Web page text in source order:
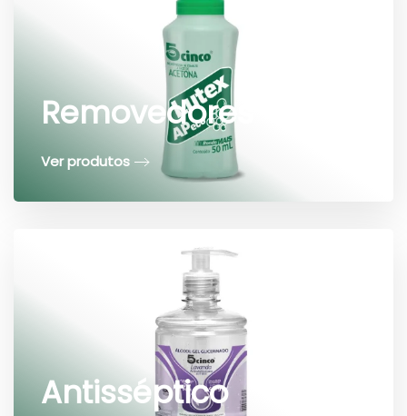
Removedores
Ver produtos
Antisséptico